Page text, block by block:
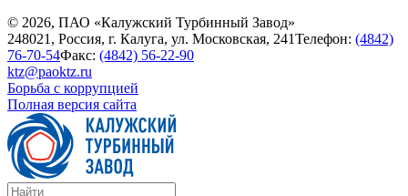
© 2026, ПАО «Калужский Турбинный Завод»
248021, Россия, г. Калуга, ул. Московская, 241Телефон: (4842)
76-70-54Факс: (4842) 56-22-90
ktz@paoktz.ru
Борьба с коррупцией
Полная версия сайта